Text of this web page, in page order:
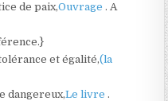
de paix,Ouvrage. A
et égalité,(la
dangereux,Le livre.